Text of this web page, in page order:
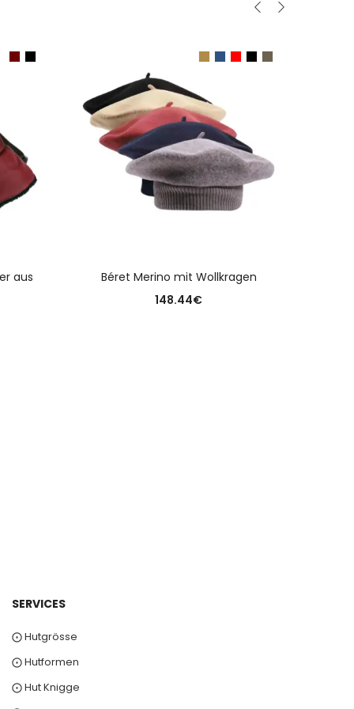
aus
Béret Merino mit Wollkragen
148.44€
SERVICES
⨀ Hutgrösse
⨀ Hutformen
⨀ Hut Knigge